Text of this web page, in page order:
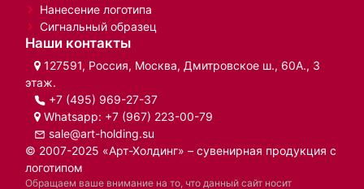
Нанесение логотипа
Сигнальный образец
Наши контакты
127591, Россия, Москва, Дмитровское ш., 60А., 3
этаж.
+7 (495) 969-27-37
Whatsapp: +7 (967) 223-00-79
sale@art-holding.su
© 2007-2025 «Арт-Холдинг» – сувенирная продукция с
логотипом
Обращаем ваше внимание на то, что данный сайт носит